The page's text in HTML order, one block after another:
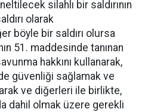
silahlı bir saldırının
olarak
böyle bir saldırı olursa
51. maddesinde tanınan
hakkını kullanarak,
güvenliği sağlamak ve
ve diğerleri ile birlikte,
dahil olmak üzere gerekli